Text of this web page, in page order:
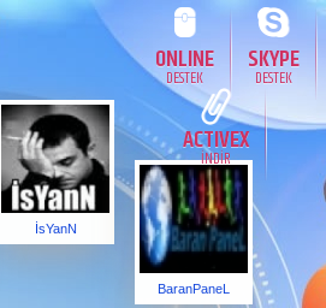
ONLINE
DESTEK
SKYPE
DESTEK
ACTIVEX
İNDİR
İsYanN
BaranPaneL